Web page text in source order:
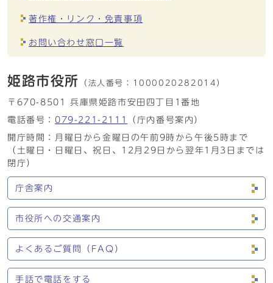
著作権・リンク・免責事項
お問い合わせ窓口一覧
姫路市役所 （法人番号： 1000020282014）
〒670-8501 兵庫県姫路市安田四丁目1番地
電話番号： 079-221-2111
（庁内番号案内）
開庁時間：月曜日から金曜日の午前9時から午後5時まで
（土曜日・日曜日、祝日、12月29日から翌年1月3日までは
閉庁）
庁舎案内
市役所への交通案内
よくあるご質問（FAQ）
手話で電話をする